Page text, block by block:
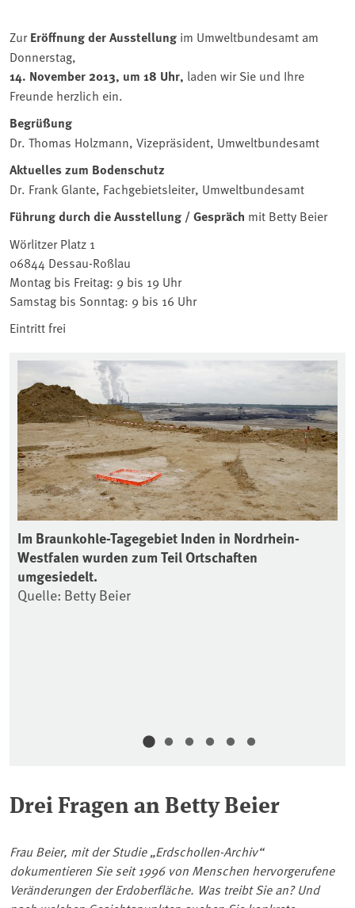
ZurEröffnung der Ausstellung im Umweltbundesamt am
Donnerstag,
14. November 2013, um 18 Uhr, laden wir Sie und Ihre
Freunde herzlich ein.
Begrüßung
Dr. Thomas Holzmann, Vizepräsident, Umweltbundesamt
Aktuelles zum Bodenschutz
Dr. Frank Glante, Fachgebietsleiter, Umweltbundesamt
Führung durch die Ausstellung / Gespräch mit Betty Beier
Wörlitzer Platz 1
06844 Dessau-Roßlau
Montag bis Freitag: 9 bis 19 Uhr
Samstag bis Sonntag: 9 bis 16 Uhr
Eintritt frei
Im Braunkohle-Tagegebiet Inden in Nordrhein-
Westfalen wurden zum Teil Ortschaften
umgesiedelt.
Quelle: Betty Beier
Drei Fragen an Betty Beier
Frau Beier, mit der Studie „Erdschollen-Archiv“
dokumentieren Sie seit 1996 von Menschen hervorgerufene
Veränderungen der Erdoberfläche. Was treibt Sie an? Und